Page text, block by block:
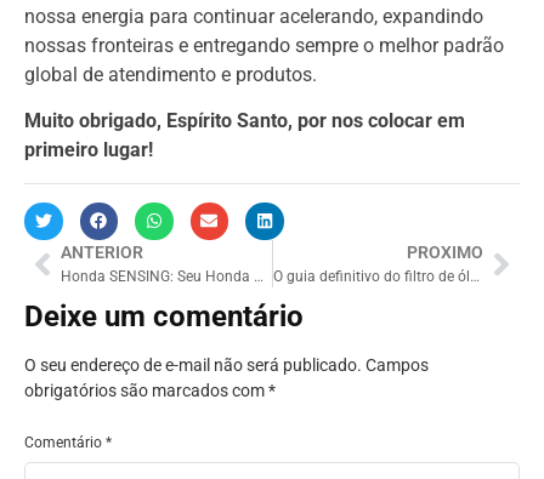
nossa energia para continuar acelerando, expandindo
nossas fronteiras e entregando sempre o melhor padrão
global de atendimento e produtos.
Muito obrigado, Espírito Santo, por nos colocar em
primeiro lugar!
ANTERIOR
Honda SENSING: Seu Honda muito mais seguro
PROXIMO
O guia definitivo do filtro de óleo e do Pró-Honda
Deixe um comentário
O seu endereço de e-mail não será publicado. Campos
obrigatórios são marcados com*
Comentário *